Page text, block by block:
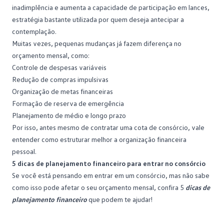
inadimplência e aumenta a capacidade de participação em lances,
estratégia bastante utilizada por quem deseja antecipar a
contemplação.
Muitas vezes, pequenas mudanças já fazem diferença no
orçamento mensal, como:
Controle de despesas variáveis
Redução de compras impulsivas
Organização de metas financeiras
Formação de reserva de emergência
Planejamento de médio e longo prazo
Por isso, antes mesmo de contratar uma cota de consórcio, vale
entender como estruturar melhor a organização financeira
pessoal.
5 dicas de planejamento financeiro para entrar no consórcio
Se você está pensando em entrar em um consórcio, mas não sabe
como isso pode afetar o seu orçamento mensal, confira 5 dicas de
planejamento financeiroque podem te ajudar!